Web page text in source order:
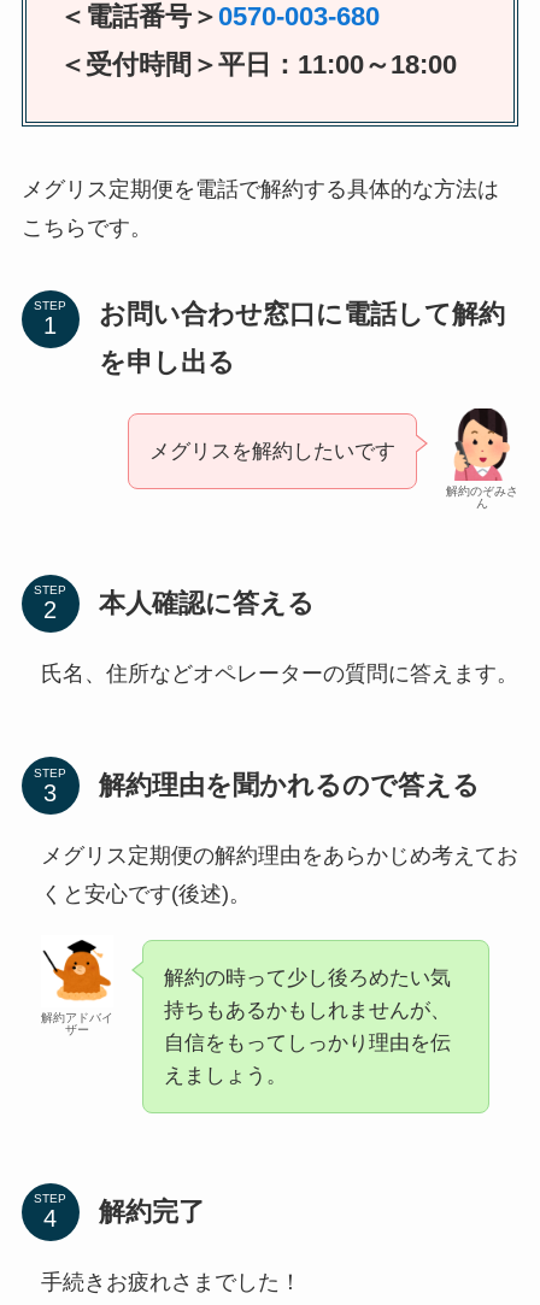
＜電話番号＞0570-003-680
＜受付時間＞平日：11:00～18:00
メグリス定期便を電話で解約する具体的な方法は
こちらです。
STEP
お問い合わせ窓口に電話して解約
を申し出る
解約のぞみさ
ん
メグリスを解約したいです
STEP 本人確認に答える
氏名、住所などオペレーターの質問に答えます。
STEP 解約理由を聞かれるので答える
メグリス定期便の解約理由をあらかじめ考えてお
くと安心です(後述)。
解約アドバイ
ザー
解約の時って少し後ろめたい気
持ちもあるかもしれませんが、
自信をもってしっかり理由を伝
えましょう。
STEP 解約完了
手続きお疲れさまでした！